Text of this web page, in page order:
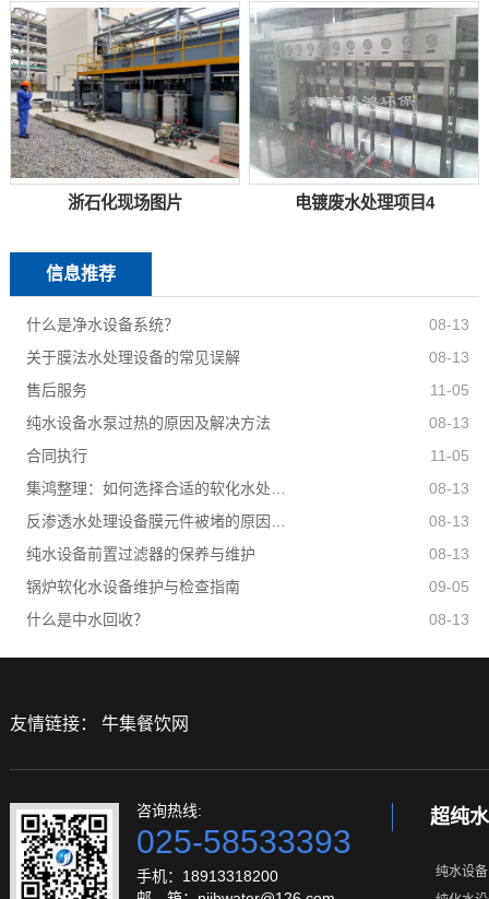
浙石化现场图片 电镀废水处理项目4
信息推荐
什么是净水设备系统？
08-13
关于膜法水处理设备的常见误解
08-13
售后服务
11-05
纯水设备水泵过热的原因及解决方法
08-13
合同执行
11-05
08-13
08-13
纯水设备前置过滤器的保养与维护
08-13
锅炉软化水设备维护与检查指南
09-05
什么是中水回收？
08-13
友情链接： 牛集餐饮网
咨询热线:
025-58533393
手机：18913318200
超纯
纯水设备